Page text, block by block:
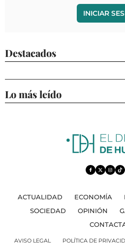
INICIAR
Destacados
Lo más leído
ACTUALIDAD ECONOMÍA
SOCIEDAD
OPINIÓN
AVISO LEGAL POLÍTICA DE